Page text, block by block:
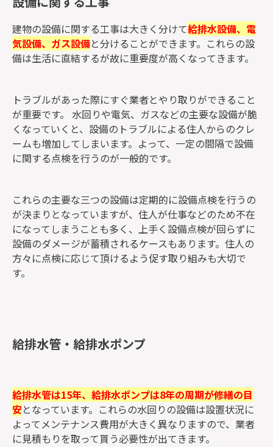
建物の設備に関する工事は大きく分けて給排水設備、電
気設備、ガス設備と分けることができます。これらの設
備は生活に直結するが故に重要度が高くなってきます。
トラブルがあった際にすぐ業者とやり取りができること
が重要です。 水回りや電気、ガスなどの主要な設備が脆
くなっていくと、設備のトラブルによる住人からのクレ
ームも増加してしまいます。よって、一定の間隔で設備
に関する点検を行うのが一般的です。
これらの主要な三つの設備は定期的に設備点検を行うの
が決まりとなっていますが、住人が仕事などのため不在
になってしまうことも多く、上手く設備点検が回らずに
設備のダメージが蓄積されるケースもあります。住人の
方々に点検に応じて頂けるよう促す取り組みも大切で
す。
給排水管・給排水ポンプ
給排水管は15年、給排水ポンプは8年の周期が修繕の目
安となっています。これらの水回りの設備は設置状況に
よってメンテナンス費用が大きく異なりますので、業者
に見積もりを取って貰う必要性が出てきます。